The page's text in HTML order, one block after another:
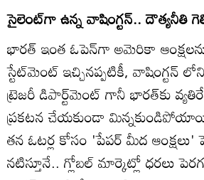
సైలెంట్‌గా ఉన్న వాషింగ్టన్.. దౌత్యనీతి
భారత్ ఇంత ఓపెన్‌గా అమెరికా
స్టేట్‌మెంట్ ఇచ్చినప్పటికీ, వాషింగ్టన్
ట్రెజరీ డిపార్ట్‌మెంట్ గానీ భారత్‌కు
ప్రకటన చేయకుండా
తన ఓటర్ల కోసం 'పేపర్ మీద ఆంక్షలు'
నటిస్తూనే.. గ్లోబల్ మార్కెట్లో ధరలు